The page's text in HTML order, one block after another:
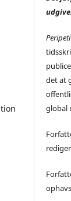
Peripeti
det at
global